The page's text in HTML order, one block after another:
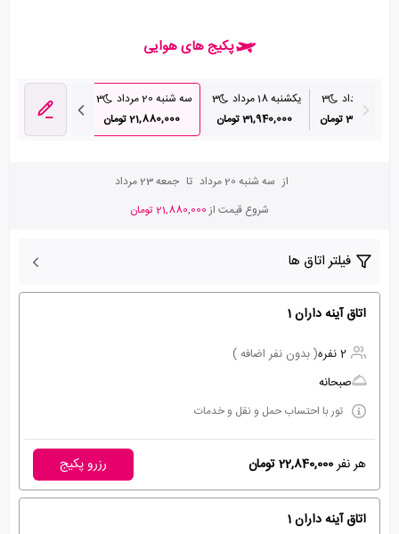
پکیج های هوایی
3
31,590,000 تومان
یکشنبه 18 مرداد
3
31,940,000 تومان
سه شنبه 20 مرداد
3
21,880,000 تومان
پنج شنبه 22 مرداد
26,810,000 تومان
از سه شنبه 20 مرداد تا جمعه 23 مرداد
شروع قیمت از21,880,000 تومان
فیلتر اتاق ها
اتاق آینه داران 1
2 نفره
( بدون نفر اضافه )
صبحانه
تور با احتساب حمل و نقل و خدمات
هر نفر22,840,000 تومان رزرو پکیج
اتاق آینه داران 1